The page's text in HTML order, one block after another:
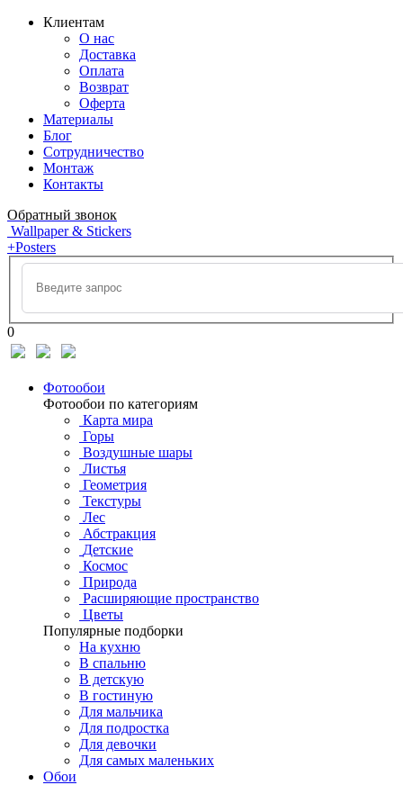
Клиентам
О нас
Доставка
Оплата
Возврат
Оферта
Материалы
Блог
Сотрудничество
Монтаж
Контакты
Обратный звонок
Wallpaper & Stickers
+Posters
0
Фотообои
Фотообои по категориям
Карта мира
Горы
Воздушные шары
Листья
Геометрия
Текстуры
Лес
Абстракция
Детские
Космос
Природа
Расширяющие пространство
Цветы
Популярные подборки
На кухню
В спальню
В детскую
В гостиную
Для мальчика
Для подростка
Для девочки
Для самых маленьких
Обои